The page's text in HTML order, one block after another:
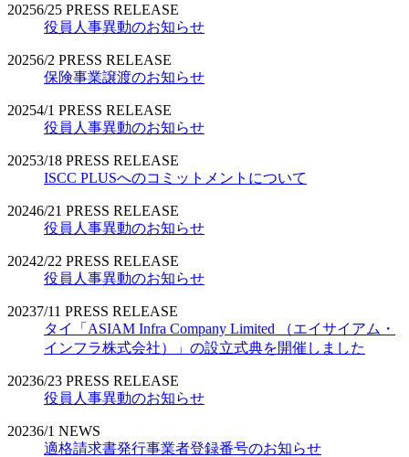
20256/25 PRESS RELEASE
役員人事異動のお知らせ
20256/2 PRESS RELEASE
保険事業譲渡のお知らせ
20254/1 PRESS RELEASE
役員人事異動のお知らせ
20253/18 PRESS RELEASE
ISCC PLUSへのコミットメントについて
20246/21 PRESS RELEASE
役員人事異動のお知らせ
20242/22 PRESS RELEASE
役員人事異動のお知らせ
20237/11 PRESS RELEASE
タイ「ASIAM Infra Company Limited （エイサイアム・
インフラ株式会社）」の設立式典を開催しました
20236/23 PRESS RELEASE
役員人事異動のお知らせ
20236/1 NEWS
適格請求書発行事業者登録番号のお知らせ